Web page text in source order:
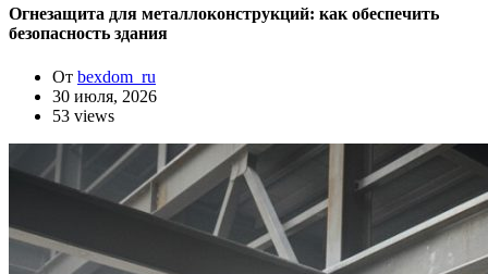
Огнезащита для металлоконструкций: как обеспечить
безопасность здания
От bexdom_ru
30 июля, 2026
53 views